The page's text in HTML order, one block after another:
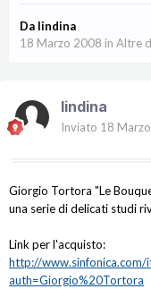
Da lindina
18 Marzo 2008 in Altre
lindina
Inviato 18
Giorgio Tortora "Le
una serie di delicati studi
Link per l'acquisto:
http://www.sinfonica.com/
auth=Giorgio%20Tortora